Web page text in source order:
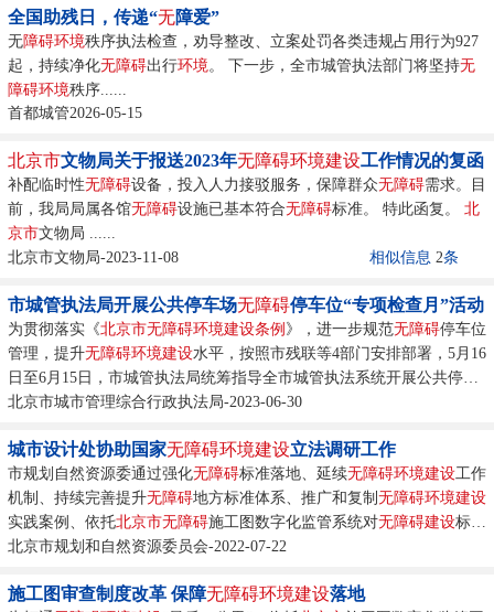
全国助残日，传递“无障爱”
无障碍环境秩序执法检查，劝导整改、立案处罚各类违规占用行为927
起，持续净化无障碍出行环境。 下一步，全市城管执法部门将坚持无
障碍环境秩序......
首都城管2026-05-15
北京市文物局关于报送2023年无障碍环境建设工作情况的复函
补配临时性无障碍设备，投入人力接驳服务，保障群众无障碍需求。目
前，我局局属各馆无障碍设施已基本符合无障碍标准。 特此函复。 北
京市文物局 ......
北京市文物局-2023-11-08
相似信息 2条
市城管执法局开展公共停车场无障碍停车位“专项检查月”活动
为贯彻落实《北京市无障碍环境建设条例 》，进一步规范无障碍停车位
管理，提升无障碍环境建设水平，按照市残联等4部门安排部署，5月16
日至6月15日，市城管执法局统筹指导全市城管执法系统开展公共停车
场无障碍停车位“专项检查月”活动。...
北京市城市管理综合行政执法局-2023-06-30
城市设计处协助国家无障碍环境建设立法调研工作
市规划自然资源委通过强化无障碍标准落地、延续无障碍环境建设工作
机制、持续完善提升无障碍地方标准体系、推广和复制 无障碍环境建设
实践案例、依托北京市无障碍施工图数字化监管系统对无障碍建设标准
进行标准检查、开展公共空间无障碍环境建设
北京市规划和自然资源委员会-2022-07-22
施工图审查制度改革 保障无障碍环境建设落地